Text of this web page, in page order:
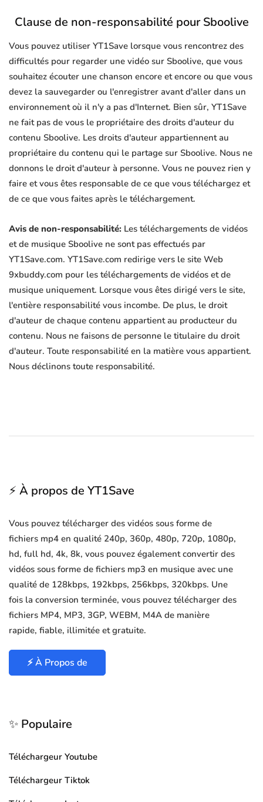
Clause de non-responsabilité pour Sboolive
Vous pouvez utiliser YT1Save lorsque vous rencontrez des
difficultés pour regarder une vidéo sur Sboolive, que vous
souhaitez écouter une chanson encore et encore ou que vous
devez la sauvegarder ou l'enregistrer avant d'aller dans un
environnement où il n'y a pas d'Internet. Bien sûr, YT1Save
ne fait pas de vous le propriétaire des droits d'auteur du
contenu Sboolive. Les droits d'auteur appartiennent au
propriétaire du contenu qui le partage sur Sboolive. Nous ne
donnons le droit d'auteur à personne. Vous ne pouvez rien y
faire et vous êtes responsable de ce que vous téléchargez et
de ce que vous faites après le téléchargement.
Avis de non-responsabilité: Les téléchargements de vidéos
et de musique Sboolive ne sont pas effectués par
YT1Save.com. YT1Save.com redirige vers le site Web
9xbuddy.com pour les téléchargements de vidéos et de
musique uniquement. Lorsque vous êtes dirigé vers le site,
l'entière responsabilité vous incombe. De plus, le droit
d'auteur de chaque contenu appartient au producteur du
contenu. Nous ne faisons de personne le titulaire du droit
d'auteur. Toute responsabilité en la matière vous appartient.
Nous déclinons toute responsabilité.
⚡ À propos de YT1Save
Vous pouvez télécharger des vidéos sous forme de
fichiers mp4 en qualité 240p, 360p, 480p, 720p, 1080p,
hd, full hd, 4k, 8k, vous pouvez également convertir des
vidéos sous forme de fichiers mp3 en musique avec une
qualité de 128kbps, 192kbps, 256kbps, 320kbps. Une
fois la conversion terminée, vous pouvez télécharger des
fichiers MP4, MP3, 3GP, WEBM, M4A de manière
rapide, fiable, illimitée et gratuite.
⚡ À Propos de
✨ Populaire
Téléchargeur Youtube
Téléchargeur Tiktok